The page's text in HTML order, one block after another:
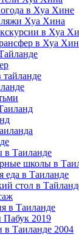
в Хуа Хине
Хуа Хина
в Хуа
в Хуа Хин
тайланде
в Таиланде
школы в
еда в Таиланде
стол в
в Таиланде
Пабук 2019
Таиланде 2004